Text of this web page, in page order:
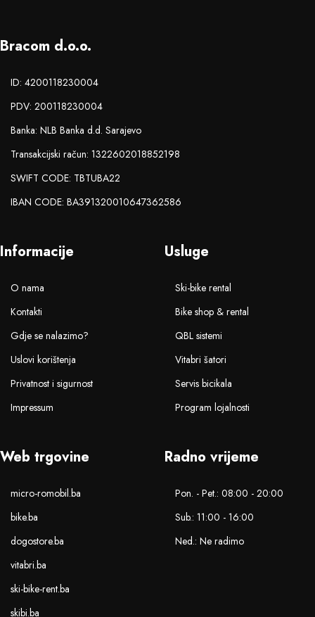
Bracom d.o.o.
ID: 4200118230004
PDV: 200118230004
Banka: NLB Banka d.d. Sarajevo
Transakcijski račun: 1322602018852198
SWIFT CODE: TBTUBA22
IBAN CODE: BA391320010647362586
Informacije
O nama
Kontakti
Gdje se nalazimo?
Uslovi korištenja
Privatnost i sigurnost
Impressum
Usluge
Ski-bike rental
Bike shop & rental
QBL sistemi
Vitabri šatori
Servis bicikala
Program lojalnosti
Web trgovine
micro-romobil.ba
bike.ba
dogostore.ba
vitabri.ba
ski-bike-rent.ba
skibi.ba
Radno vrijeme
Pon. - Pet.: 08:00 - 20:00
Sub.: 11:00 - 16:00
Ned.: Ne radimo